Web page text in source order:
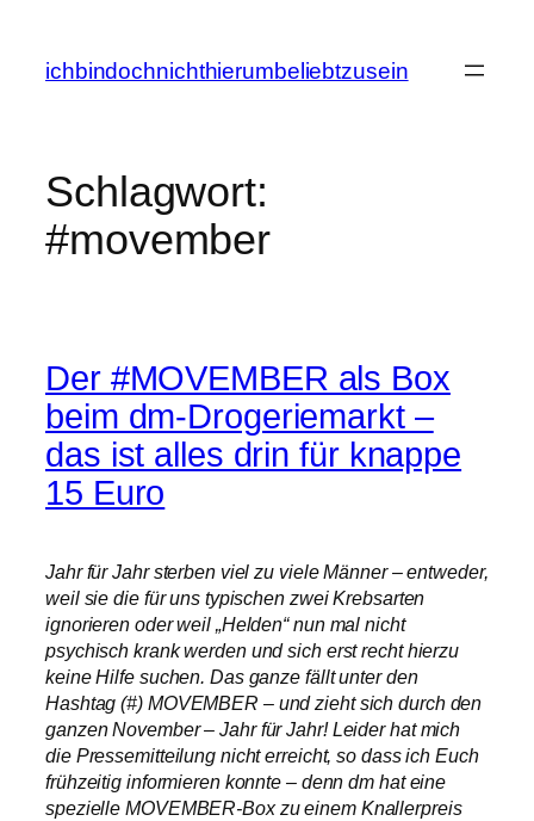
springen
ichbindochnichthierumbeliebtzusein
Schlagwort:
#movember
Der #MOVEMBER als Box
beim dm-Drogeriemarkt –
das ist alles drin für knappe
15 Euro
Jahr für Jahr sterben viel zu viele Männer – entweder,
weil sie die für uns typischen zwei Krebsarten
ignorieren oder weil „Helden“ nun mal nicht
psychisch krank werden und sich erst recht hierzu
keine Hilfe suchen. Das ganze fällt unter den
Hashtag (#) MOVEMBER – und zieht sich durch den
ganzen November – Jahr für Jahr! Leider hat mich
die Pressemitteilung nicht erreicht, so dass ich Euch
frühzeitig informieren konnte – denn dm hat eine
spezielle MOVEMBER-Box zu einem Knallerpreis